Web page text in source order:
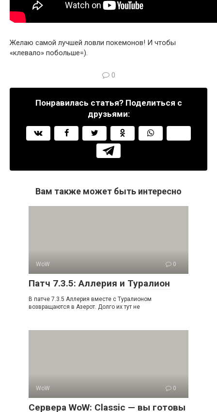
Желаю самой лучшей ловли покемонов! И чтобы
«клевало» побольше=).
0
Понравилась статья? Поделиться с
друзьями:
Вам также может быть интересно
WoW 0
Патч 7.3.5: Аллерия и Туралион
В патче 7.3.5 Аллерия вместе с Туралионом
возвращаются в Азерот. Долго их тут не
WoW 0
Сервера WoW: Classic — вы готовы